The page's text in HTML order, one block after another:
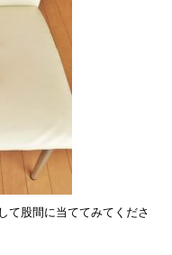
て股間に当ててみてくださ